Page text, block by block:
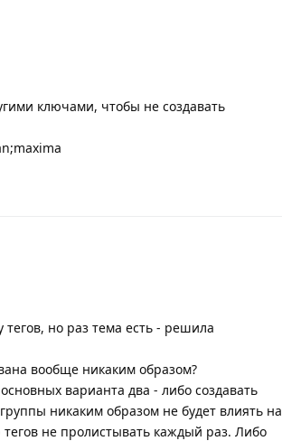
ключами, чтобы не создавать
тегов, но раз тема есть - решила
вообще никаким образом?
варианта два - либо создавать
никаким образом не будет влиять на
не пролистывать каждый раз. Либо